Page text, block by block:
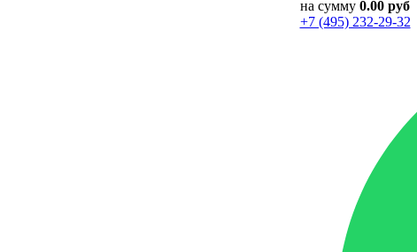
на сумму 0.00 руб
+7 (495) 232-29-32